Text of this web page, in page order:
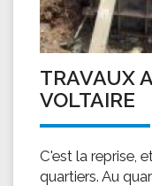
TRAVAUX
VOLTAIRE
C'est la reprise,
quartiers. Au